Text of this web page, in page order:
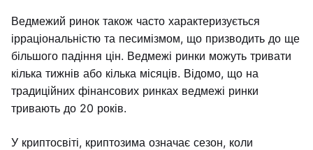
Ведмежий ринок також часто характеризується
ірраціональністю та песимізмом, що призводить до ще
більшого падіння цін. Ведмежі ринки можуть тривати
кілька тижнів або кілька місяців. Відомо, що на
традиційних фінансових ринках ведмежі ринки
тривають до 20 років.
У криптосвіті, криптозима означає сезон, коли